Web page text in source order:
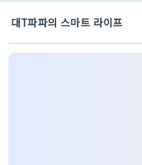
대T파파의 스마트 라이프